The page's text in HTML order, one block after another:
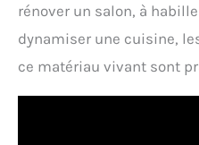
rénover un salon, à
dynamiser une cuisine,
ce matériau vivant sont